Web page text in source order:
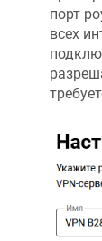
порт
всех